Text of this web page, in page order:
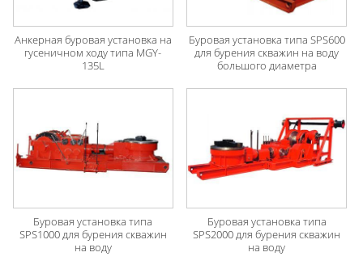
Анкерная буровая установка на
гусеничном ходу типа MGY-
135L
Буровая установка типа SPS600
для бурения скважин на воду
большого диаметра
Буровая установка типа
SPS1000 для бурения скважин
на воду
Буровая установка типа
SPS2000 для бурения скважин
на воду